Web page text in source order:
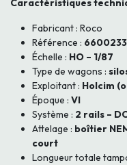
Caractéristiques
Fabricant : Roco
Référence : 6600233
Échelle : HO – 1/87
Type de wagons :
Exploitant : Holcim
Époque : VI
Système : 2 rails –
Attelage : boîtier
court
Longueur totale